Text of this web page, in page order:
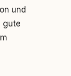
und
gute